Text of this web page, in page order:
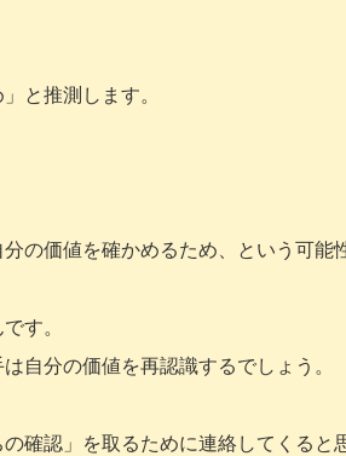
と推測します。
の価値を確かめるため、という可能
す。
自分の価値を再認識するでしょう。
確認」を取るために連絡してくると